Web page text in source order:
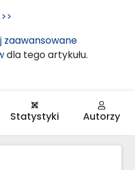
>>
zaawansowane
dla tego artykułu.
Statystyki Autorzy